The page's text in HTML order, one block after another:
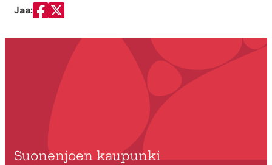
Jaa:
Jaa Facebookissa
Jaa Twitterissä
Suonenjoen kaupunki